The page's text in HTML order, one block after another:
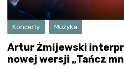
Koncerty Muzyka
Artur Żmijewski
nowej wersji „Tańcz